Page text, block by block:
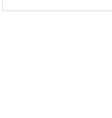
响；<&list>3.稳